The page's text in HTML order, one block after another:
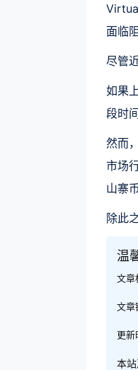
面临
尽管
如果
段时
然而
市场
山寨
除此
温
文章
文章
更新
本